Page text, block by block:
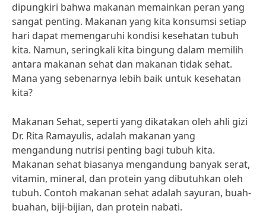
dipungkiri bahwa makanan memainkan peran yang
sangat penting. Makanan yang kita konsumsi setiap
hari dapat memengaruhi kondisi kesehatan tubuh
kita. Namun, seringkali kita bingung dalam memilih
antara makanan sehat dan makanan tidak sehat.
Mana yang sebenarnya lebih baik untuk kesehatan
kita?
Makanan Sehat, seperti yang dikatakan oleh ahli gizi
Dr. Rita Ramayulis, adalah makanan yang
mengandung nutrisi penting bagi tubuh kita.
Makanan sehat biasanya mengandung banyak serat,
vitamin, mineral, dan protein yang dibutuhkan oleh
tubuh. Contoh makanan sehat adalah sayuran, buah-
buahan, biji-bijian, dan protein nabati.